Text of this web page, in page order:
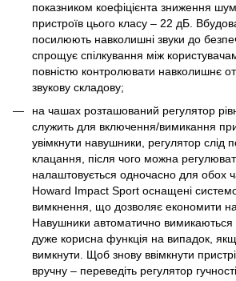
показником коефіцієнта зниження
пристроїв цього класу – 22 дБ.
посилюють навколишні звуки до
спрощує спілкування між
повністю контролювати навколишнє
звукову складову;
на чашах розташований регулятор
служить для включення/вимикання
увімкнути навушники, регулятор слід
клацання, після чого можна
налаштовується одночасно для обох
Howard Impact Sport оснащені
вимкнення, що дозволяє економити на
Навушники автоматично вимикаються
дуже корисна функція на випадок,
вимкнути. Щоб знову ввімкнути
вручну – переведіть регулятор